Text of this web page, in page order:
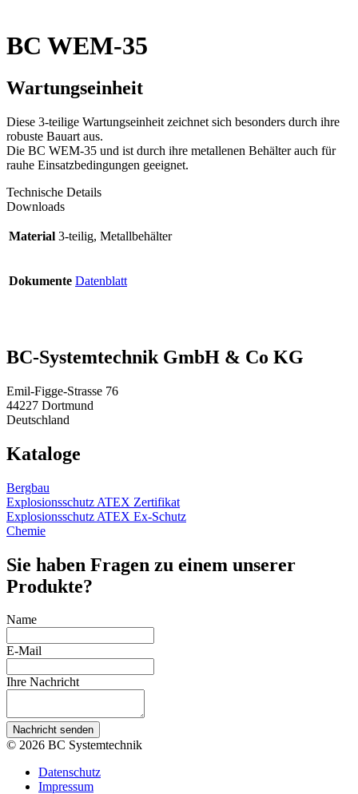
BC WEM-35
Wartungseinheit
Diese 3-teilige Wartungseinheit zeichnet sich besonders durch ihre
robuste Bauart aus.
Die BC WEM-35 und ist durch ihre metallenen Behälter auch für
rauhe Einsatzbedingungen geeignet.
Technische Details
Downloads
Material 3-teilig, Metallbehälter
Dokumente Datenblatt
BC-System­tech­nik GmbH & Co KG
Emil-Figge-Strasse 76
44227 Dortmund
Deutschland
Kataloge
Bergbau
Explosionsschutz ATEX Zertifikat
Explosionsschutz ATEX Ex-Schutz
Chemie
Sie haben Fragen zu einem unserer
Produkte?
Name
E-Mail
Ihre Nachricht
Nachricht senden
© 2026 BC Systemtechnik
Datenschutz
Impressum